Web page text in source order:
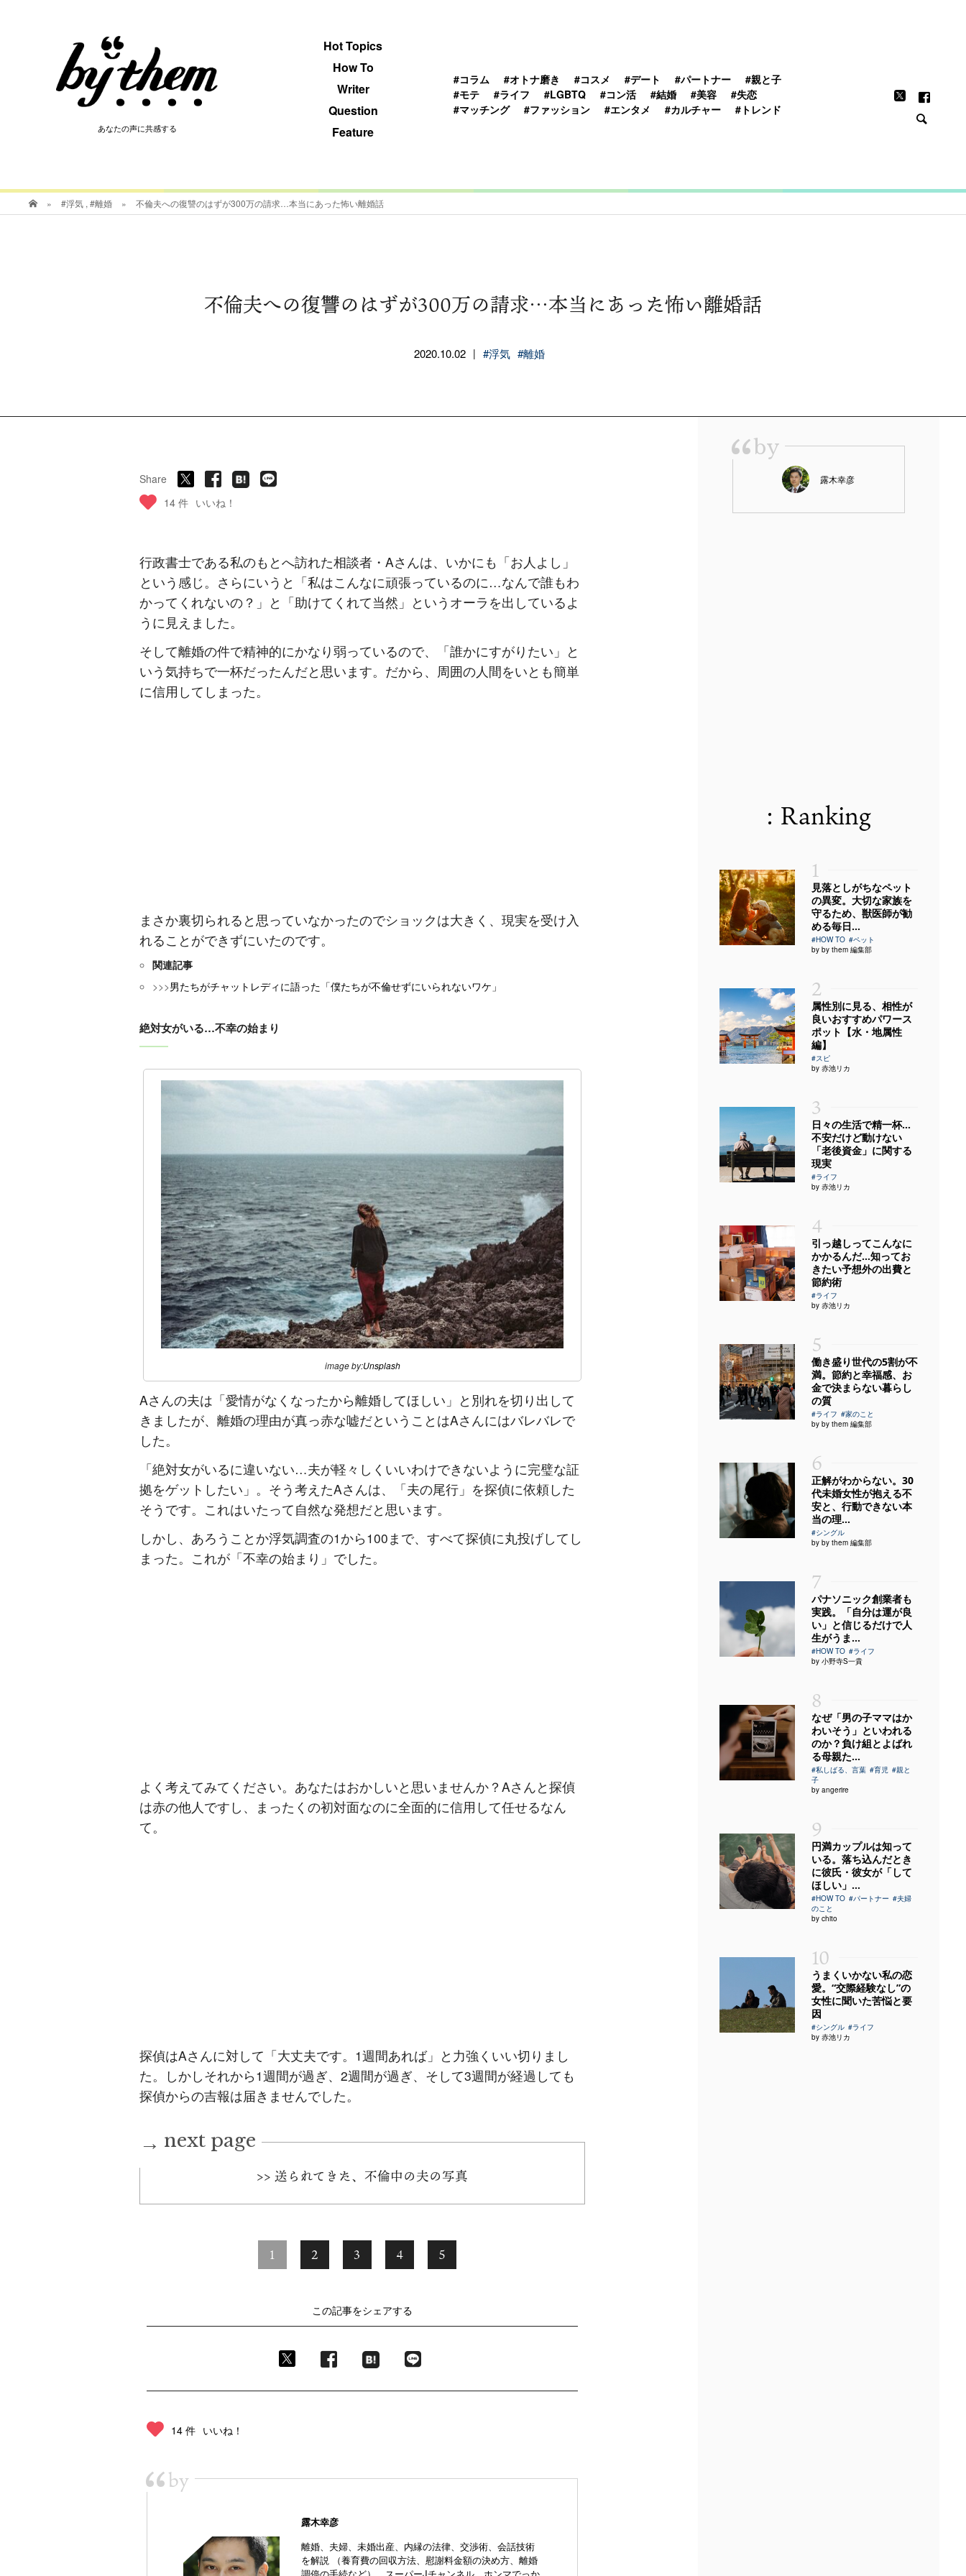
あなたの声に共感する
Hot Topics
How To
Writer
Question
Feature
#コラム #オトナ磨き #コスメ #デート #パートナー
#親と子
#モテ
#ライフ #LGBTQ #コン活 #結婚 #美容
#失恋
#マッチング
#ファッション #エンタメ #カルチャー #トレンド
あなたの声に共感する
» #浮気 , #離婚 » 不倫夫への復讐のはずが300万の請求…本当にあった怖い離婚話
不倫夫への復讐のはずが300万の請求…本当にあった怖い離婚話
2020.10.02 | #浮気 #離婚
Share
14 件 いいね！
行政書士である私のもとへ訪れた相談者・Aさんは、いかにも「お人よし」
という感じ。さらにいうと「私はこんなに頑張っているのに…なんで誰もわ
かってくれないの？」と「助けてくれて当然」というオーラを出しているよ
うに見えました。
そして離婚の件で精神的にかなり弱っているので、「誰かにすがりたい」と
いう気持ちで一杯だったんだと思います。だから、周囲の人間をいとも簡単
に信用してしまった。
まさか裏切られると思っていなかったのでショックは大きく、現実を受け入
れることができずにいたのです。
関連記事
>>>男たちがチャットレディに語った「僕たちが不倫せずにいられないワケ」
絶対女がいる…不幸の始まり
image by:Unsplash
Aさんの夫は「愛情がなくなったから離婚してほしい」と別れを切り出して
きましたが、離婚の理由が真っ赤な嘘だということはAさんにはバレバレで
した。
「絶対女がいるに違いない…夫が軽々しくいいわけできないように完璧な証
拠をゲットしたい」。そう考えたAさんは、「夫の尾行」を探偵に依頼した
そうです。これはいたって自然な発想だと思います。
しかし、あろうことか浮気調査の1から100まで、すべて探偵に丸投げしてし
まった。これが「不幸の始まり」でした。
よく考えてみてください。あなたはおかしいと思いませんか？Aさんと探偵
は赤の他人ですし、まったくの初対面なのに全面的に信用して任せるなん
て。
探偵はAさんに対して「大丈夫です。1週間あれば」と力強くいい切りまし
た。しかしそれから1週間が過ぎ、2週間が過ぎ、そして3週間が経過しても
探偵からの吉報は届きませんでした。
→ next page
>> 送られてきた、不倫中の夫の写真
1 2 3 4 5
この記事をシェアする
14 件 いいね！
“by
露木幸彦
離婚、夫婦、未婚出産、内縁の法律、交渉術、会話技術
を解説 （養育費の回収方法、慰謝料金額の決め方、離婚
“by
露木幸彦
: Ranking
1
見落としがちなペット
の異変。大切な家族を
守るため、獣医師が勧
める毎日...
#HOW TO #ペット
by by them 編集部
2
属性別に見る、相性が
良いおすすめパワース
ポット【水・地属性
編】
#スピ
by 赤池リカ
3
日々の生活で精一杯…
不安だけど動けない
「老後資金」に関する
現実
#ライフ
by 赤池リカ
4
引っ越しってこんなに
かかるんだ…知ってお
きたい予想外の出費と
節約術
#ライフ
by 赤池リカ
5
働き盛り世代の5割が不
満。節約と幸福感、お
金で決まらない暮らし
の質
#ライフ #家のこと
by by them 編集部
6
正解がわからない。30
代未婚女性が抱える不
安と、行動できない本
当の理...
#シングル
by by them 編集部
7
パナソニック創業者も
実践。「自分は運が良
い」と信じるだけで人
生がうま...
#HOW TO #ライフ
by 小野寺S一貴
8
なぜ「男の子ママはか
わいそう」といわれる
のか？負け組とよばれ
る母親た...
#私しばる、言葉 #育児 #親と
子
by angerire
9
円満カップルは知って
いる。落ち込んだとき
に彼氏・彼女が「して
ほしい」...
#HOW TO #パートナー #夫婦
のこと
by chito
10
うまくいかない私の恋
愛。“交際経験なし”の
女性に聞いた苦悩と要
因
#シングル #ライフ
by 赤池リカ